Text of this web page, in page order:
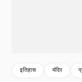
इतिहास मंदिर